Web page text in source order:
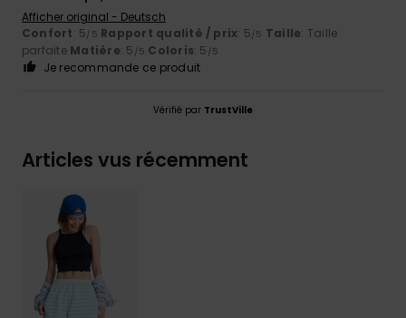
Afficher original - Deutsch
Confort: 5/5 Rapport qualité / prix: 5/5 Taille: Taille
parfaite Matière: 5 /5 Coloris: 5 /5
Je recommande ce produit
Vérifié par TrustVille
Articles vus récemment